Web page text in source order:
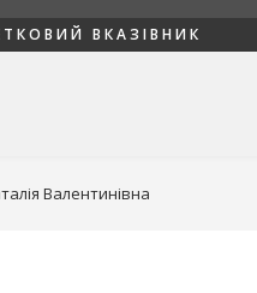
ВКАЗІВНИК
Валентинівна